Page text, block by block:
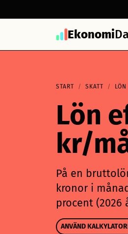
Ekonomi
START SKATT
Lön
kr/
På en
kronor i
procent (2026
ANVÄND